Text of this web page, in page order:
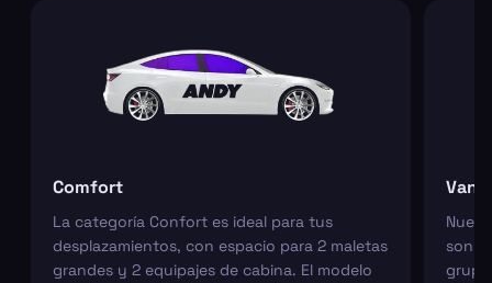
Comfort
La categoría Confort es ideal para tus
desplazamientos, con espacio para 2 maletas
grandes y 2 equipajes de cabina. El modelo
Van
son